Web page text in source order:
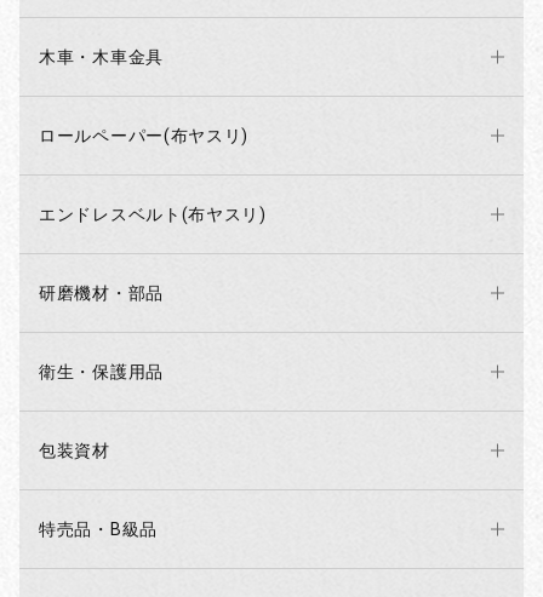
木車・木車金具
ロールペーパー(布ヤスリ)
エンドレスベルト(布ヤスリ)
研磨機材・部品
衛生・保護用品
包装資材
特売品・B級品